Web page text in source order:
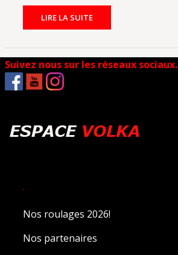
LIRE LA SUITE
Suivez nous sur les réseaux sociaux.
.
Nos roulages 2026!
Nos partenaires